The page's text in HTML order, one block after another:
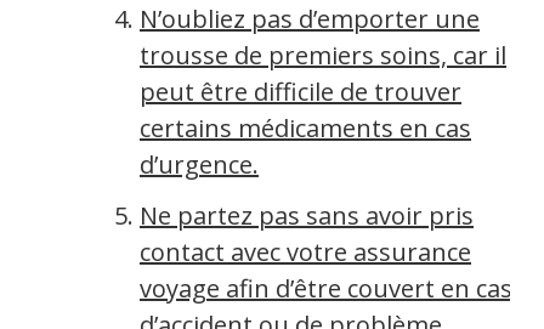
N’oubliez pas d’emporter une
trousse de premiers soins, car il
peut être difficile de trouver
certains médicaments en cas
d’urgence.
Ne partez pas sans avoir pris
contact avec votre assurance
voyage afin d’être couvert en cas